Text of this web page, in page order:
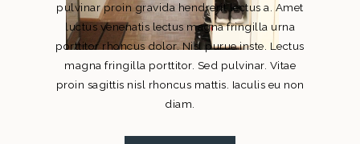
pulvinar proin gravida hendrerit lectus a. Amet
luctus venenatis lectus magna fringilla urna
porttitor rhoncus dolor. Nisl purue inste. Lectus
magna fringilla porttitor. Sed pulvinar. Vitae
proin sagittis nisl rhoncus mattis. Iaculis eu non
diam.